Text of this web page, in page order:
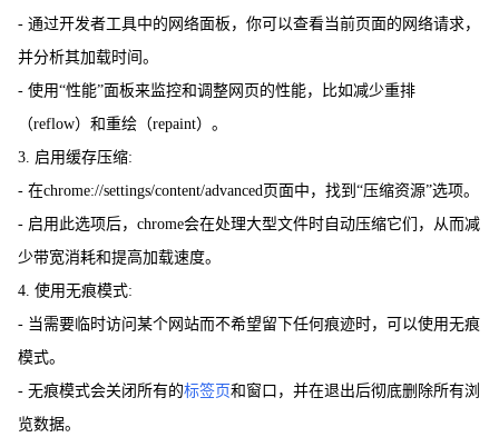
- 通过开发者工具中的网络面板，你可以查看当前页面的网络请求，
并分析其加载时间。
- 使用“性能”面板来监控和调整网页的性能，比如减少重排
（reflow）和重绘（repaint）。
3. 启用缓存压缩:
- 在chrome://settings/content/advanced页面中，找到“压缩资源”选项。
- 启用此选项后，chrome会在处理大型文件时自动压缩它们，从而减
少带宽消耗和提高加载速度。
4. 使用无痕模式:
- 当需要临时访问某个网站而不希望留下任何痕迹时，可以使用无痕
模式。
- 无痕模式会关闭所有的标签页和窗口，并在退出后彻底删除所有浏
览数据。